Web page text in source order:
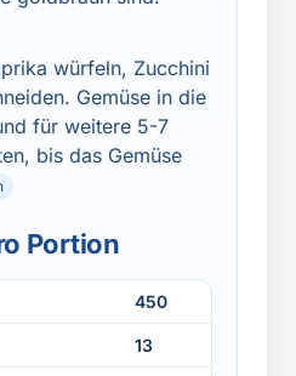
würfeln, Zucchini
Gemüse in die
für weitere 5-7
bis das Gemüse
Portion
450
13